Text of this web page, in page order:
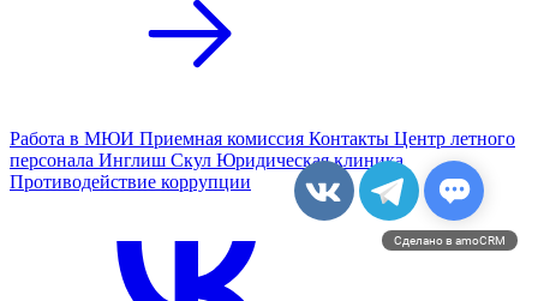
Работа в МЮИ Приемная комиссия Контакты Центр летного
персонала Инглиш Скул Юридическая клиника
Противодействие коррупции
Сделано в amoCRM